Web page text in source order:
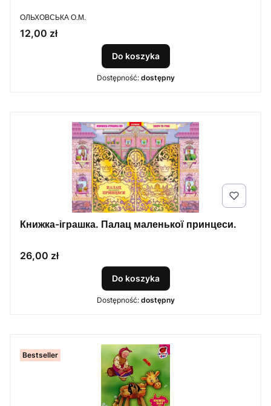
PRODUCENT
ОЛЬХОВСЬКА О.М.
Cena
12,00 zł
Do koszyka
Dostępność: dostępny
Книжка-іграшка. Палац маленької принцеси.
Cena
26,00 zł
Do koszyka
Dostępność: dostępny
Bestseller